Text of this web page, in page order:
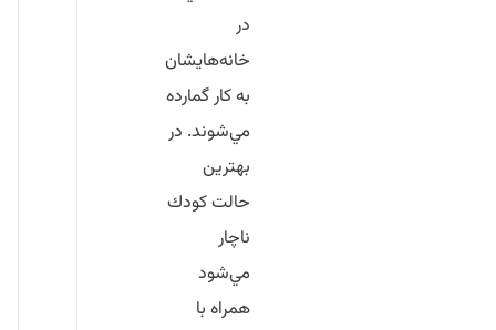
در
خانه‌هايشان
به كار گمارده
مي‌شوند. در
بهترين
حالت كودك
ناچار
مي‌شود
همراه با